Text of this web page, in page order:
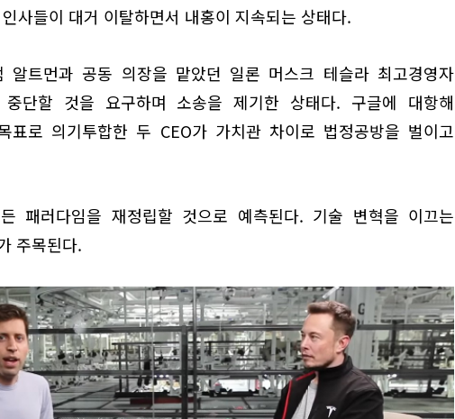
사들이 대거 이탈하면서 내홍이 지속되는 상태다.
알트먼과 공동 의장을 맡았던 일론 머스크 테슬라 최고경영자
중단할 것을 요구하며 소송을 제기한 상태다. 구글에 대항해
표로 의기투합한 두 CEO가 가치관 차이로 법정공방을 벌이고
패러다임을 재정립할 것으로 예측된다. 기술 변혁을 이끄는
주목된다.